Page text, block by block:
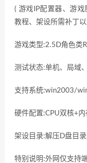
( 游戏IP配置器、游
教程、架设所需补丁
游戏类型:2.5D角色类
测试状态:单机、局域
支持系统:win2003/
硬件配置:CPU双核+
架设目录:解压D盘目
特别说明:外网仅支持